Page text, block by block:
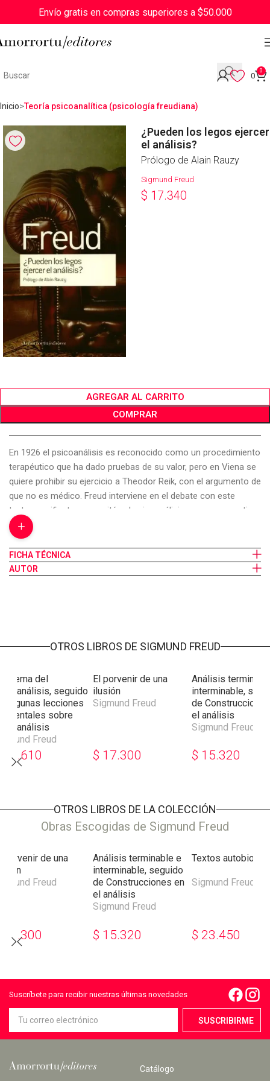
Envío gratis en compras superiores a $50.000
0
0
Inicio Teoría psicoanalítica (psicología freudiana)
¿Pueden los legos ejercer
el análisis?
Prólogo de Alain Rauzy
Sigmund Freud
$ 17.340
AGREGAR AL CARRITO
COMPRAR
En 1926 el psicoanálisis es reconocido como un procedimiento
terapéutico que ha dado pruebas de su valor, pero en Viena se
quiere prohibir su ejercicio a Theodor Reik, con el argumento de
que no es médico. Freud interviene en el debate con este
texto-manifiesto que resitúa el psicoanálisis en su perspectiva
histórica. En él se trata no solo del psicoanálisis profano, sino
también de la teoría del yo y de su función en el aparato
psíquico. La discusión sobre todos estos problemas
proseguirá con los discípulos de Freud en Europa y América.
+
FICHA TÉCNICA
AUTOR
OTROS LIBROS DE SIGMUND FREUD
del
seguido
Algunas lecciones
sobre
Freud
16.610
El porvenir de una
ilusión
Sigmund Freud
$ 17.300
Análisis
interminable,
de
el análisis
Sigmund Freud
$ 15.320
OTROS LIBROS DE LA COLECCIÓN
Obras Escogidas de Sigmund Freud
porvenir de una
Freud
17.300
Análisis terminable e
interminable, seguido
de Construcciones en
el análisis
Sigmund Freud
$ 15.320
Textos
Sigmund Freud
$ 23.450
Suscríbete para recibir nuestras últimas novedades
Catálogo